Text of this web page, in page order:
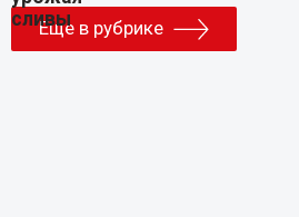
Еще в рубрике